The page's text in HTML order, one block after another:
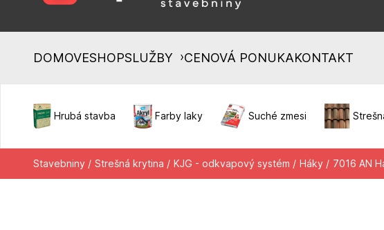
DOMOVESHOPSLUŽBY ›CENOVÁ PONUKAKONTAKT
Hrubá stavba Farby laky Suché zmesi
Stavebniny / Strešná krytina / KJG - odkvapový systém / Háky / 7016 AN